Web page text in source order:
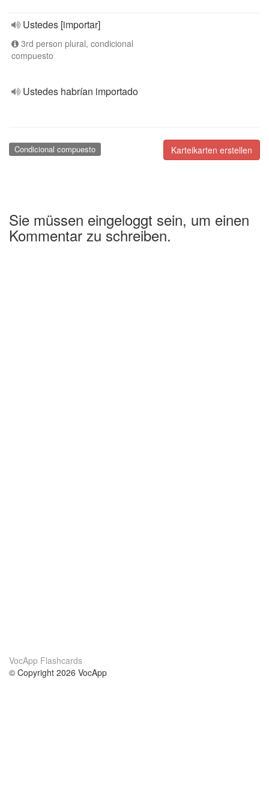
Ustedes [importar]
3rd person plural, condicional
compuesto
Ustedes habrían importado
Karteikarten erstellen
Condicional compuesto
Sie müssen eingeloggt sein, um einen
Kommentar zu schreiben.
VocApp Flashcards
© Copyright 2026 VocApp